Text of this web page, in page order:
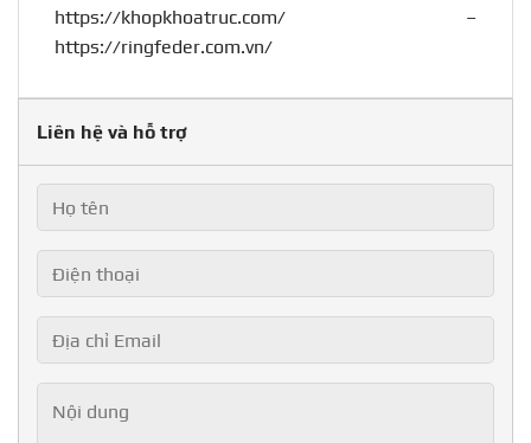
https://khopkhoatruc.com/ –
https://ringfeder.com.vn/
Liên hệ và hỗ trợ